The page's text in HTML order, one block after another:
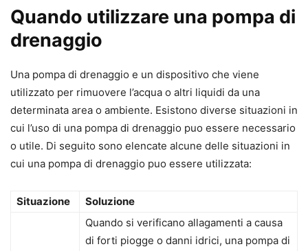
Quando utilizzare una pompa di
drenaggio
Una pompa di drenaggio e un dispositivo che viene
utilizzato per rimuovere l’acqua o altri liquidi da una
determinata area o ambiente. Esistono diverse situazioni in
cui l’uso di una pompa di drenaggio puo essere necessario
o utile. Di seguito sono elencate alcune delle situazioni in
cui una pompa di drenaggio puo essere utilizzata:
Situazione Soluzione
Quando si verificano allagamenti a causa
di forti piogge o danni idrici, una pompa di